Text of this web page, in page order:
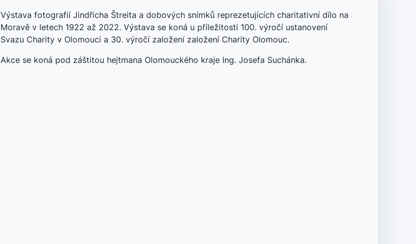
Výstava fotografií Jindřicha Štreita a dobových snímků reprezetujících charitativní dílo na
Moravě v letech 1922 až 2022. Výstava se koná u příležitosti 100. výročí ustanovení
Svazu Charity v Olomouci a 30. výročí založení založení Charity Olomouc.
Akce se koná pod záštitou hejtmana Olomouckého kraje Ing. Josefa Suchánka.